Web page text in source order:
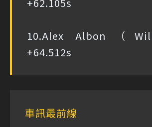
10.Alex Albon（
+64.512s
車訊最前線